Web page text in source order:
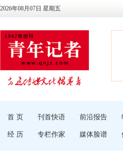
2026年08月07日 星期五
首 页 刊首快语 前沿报告
经 历 专栏作家 媒体脸谱